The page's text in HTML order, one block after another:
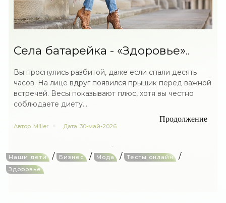
Села батарейка - «Здоровье»..
Вы проснулись разбитой, даже если спали десять
часов. На лице вдруг появился прыщик перед важной
встречей. Весы показывают плюс, хотя вы честно
соблюдаете диету....
Продолжение
Автор Miller Дата 30-май-2026
Наши дети / Бизнес / Мода / Тесты онлайн /
Здоровье